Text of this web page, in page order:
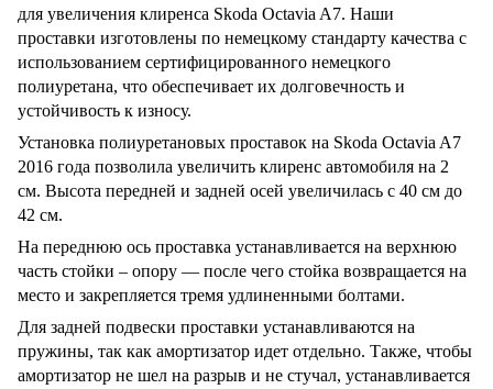
для увеличения клиренса Skoda Octavia A7. Наши
проставки изготовлены по немецкому стандарту качества с
использованием сертифицированного немецкого
полиуретана, что обеспечивает их долговечность и
устойчивость к износу.
Установка полиуретановых проставок на Skoda Octavia A7
2016 года позволила увеличить клиренс автомобиля на 2
см. Высота передней и задней осей увеличилась с 40 см до
42 см.
На переднюю ось проставка устанавливается на верхнюю
часть стойки – опору — после чего стойка возвращается на
место и закрепляется тремя удлиненными болтами.
Для задней подвески проставки устанавливаются на
пружины, так как амортизатор идет отдельно. Также, чтобы
амортизатор не шел на разрыв и не стучал, устанавливается